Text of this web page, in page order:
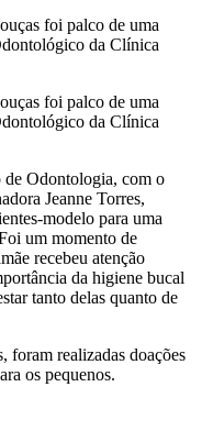
foi palco de uma
da Clínica
foi palco de uma
da Clínica
de Odontologia, com o
Jeanne Torres,
modelo para uma
um momento de
recebeu atenção
da higiene bucal
tanto delas quanto de
foram realizadas doações
os pequenos.